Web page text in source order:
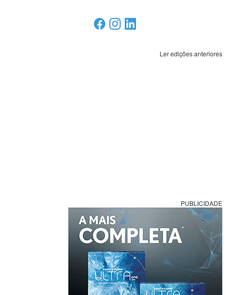
Ler edições anteriores
PUBLICIDADE